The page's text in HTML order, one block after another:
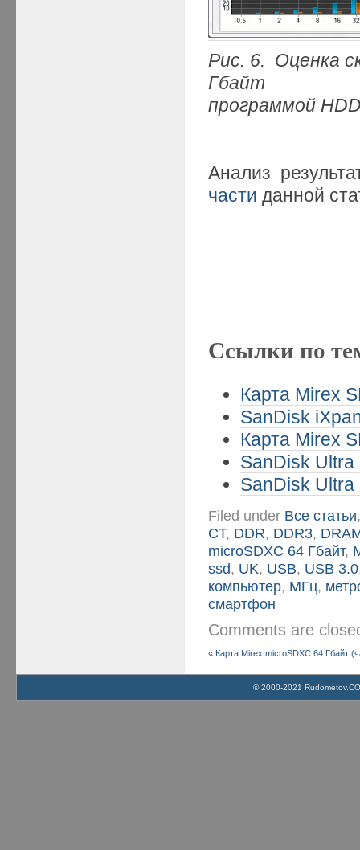
Рис. 6. Оценка
Гбайт
программой
Анализ
части данной
Ссылки по
Карта Mirex
SanDisk
Карта Mirex
SanDisk Ultra
SanDisk Ultra
Filed under Все статьи
CT, DDR, DDR3,
microSDXC 64 Гбайт,
ssd, UK, USB, USB 3.0
компьютер, МГц,
смартфон
Comments are
« Карта Mirex microSDXC 64 Гбайт
© 2000-2021